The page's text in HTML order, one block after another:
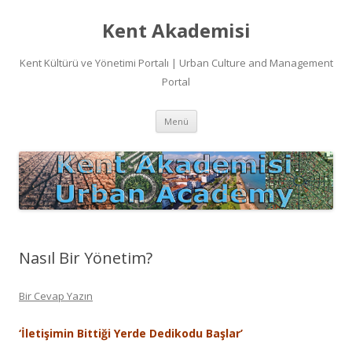
Kent Akademisi
Kent Kültürü ve Yönetimi Portalı | Urban Culture and Management
Portal
Menü İçeriğe
Nasıl Bir Yönetim?
Bir Cevap Yazın
‘İletişimin Bittiği Yerde Dedikodu Başlar’